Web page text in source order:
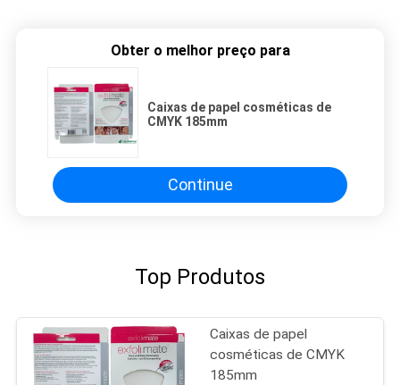
Obter o melhor preço para
Caixas de papel cosméticas de
CMYK 185mm
Continue
Top Produtos
Caixas de papel
cosméticas de CMYK
185mm